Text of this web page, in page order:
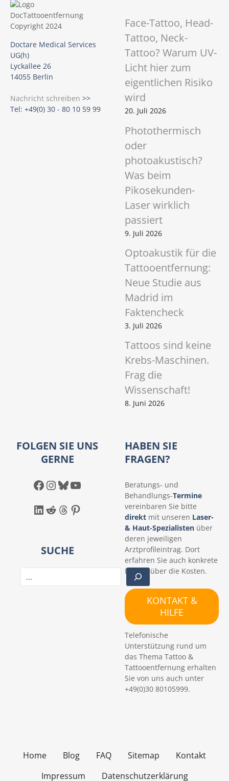
Doctare Medical Services
UG(h)
Lyckallee 26
14055 Berlin
Nachricht schreiben >>
Tel: +49(0) 30 - 80 10 59 99
Face-Tattoo, Head-
Tattoo, Neck-
Tattoo? Warum UV-
Licht hier zum
eigentlichen Risiko
wird
20. Juli 2026
Photothermisch
oder
photoakustisch?
Was beim
Pikosekunden-
Laser wirklich
passiert
9. Juli 2026
Optoakustik für die
Tattooentfernung:
Neue Studie aus
Madrid im
Faktencheck
3. Juli 2026
Tattoos sind keine
Krebs-Maschinen.
Frag die
Wissenschaft!
8. Juni 2026
FOLGEN SIE UNS
GERNE
Facebook InstagramBluesky YouTube
LinkedIn Reddit Threads Pinterest
SUCHE
HABEN SIE
FRAGEN?
Beratungs- und
Behandlungs-Termine
vereinbaren Sie bitte
direkt mit unseren Laser-
& Haut-Spezialisten über
deren jeweiligen
Arztprofileintrag. Dort
erfahren Sie auch konkrete
Details über die Kosten.
KONTAKT &
HILFE
Telefonische
Unterstützung rund um
das Thema Tattoo &
Tattooentfernung erhalten
Sie von uns auch unter
+49(0)30 80105999.
Home Blog FAQ Sitemap
Kontakt
Impressum
Datenschutzerklärung